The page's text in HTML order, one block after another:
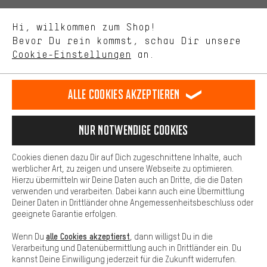
Sprache"
Deutsch
DE english
EN español
ES français
FR
VERTRAG WIDERRUFEN Aachener Community Affiliateprogramm
Datenschutz Allgemeine Geschäftsbedingungen
Cookie-Einstellungen Kontrast ändern
Alle Preise verstehen sich in Euro und exkl. MwSt zuzüglich
Versandkostenfür Lieferung nachUSA.
Hi, willkommen zum Shop!
Bevor Du rein kommst, schau Dir unsere
Cookie-Einstellungen an.
Uns interessiert, was Du in unserem Shop suchst und brauchst.
selbst Einfluss auf die Verbesserung unserer Webseite und
unseres Shop-Angebots.
Dein Shopping-Erlebnis wird komfortabler. Mit Komfort-Cookies
stellen wir Verknüpfungen zu Social Media Plattformen her. So
können wir dir weitere nützliche Inhalte und Informationen zur
Verfügung stellen. Zudem hast du die Möglichkeit zusätzliche
Services zu nutzen, die es dir erleichtern die richtigen Produkte zu
finden. Beispielsweise bieten wir eine Chat-Funktion an, damit
Fragen schnell und unkompliziert beantwortet werden können.
Basis
Basis-Cookies gewährleisten, dass Du unsere Webseite
grundsätzlich nutzen kannst.
Alle Cookies akzeptieren
Nur Notwendige Cookies
Cookies dienen dazu Dir auf Dich zugeschnittene Inhalte, auch
werblicher Art, zu zeigen und unsere Webseite zu optimieren.
Hierzu übermitteln wir Deine Daten auch an Dritte, die die Daten
verwenden und verarbeiten. Dabei kann auch eine Übermittlung
Deiner Daten in Drittländer ohne Angemessenheitsbeschluss oder
geeignete Garantie erfolgen.
Wenn Du alle Cookies akzeptierst , dann willigst Du in die
Verarbeitung und Datenübermittlung auch in Drittländer ein. Du
kannst Deine Einwilligung jederzeit für die Zukunft widerrufen.